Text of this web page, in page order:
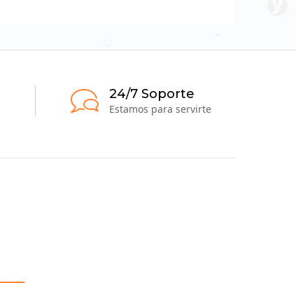
24/7 Soporte
Estamos para servirte